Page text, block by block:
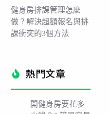
健身房排課管理怎麼
做？解決超額報名與排
課衝突的3個方法
熱門文章​
開健身房要花多